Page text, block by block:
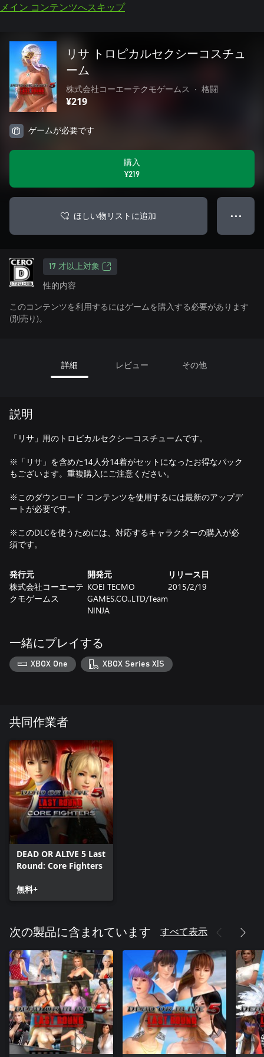
メイン コンテンツへスキップ
リサ トロピカルセクシーコスチュ
ーム
株式会社コーエーテクモゲームス • 格闘
¥219
ゲームが必要です
購入
¥219
ほしい物リストに追加 ● ● ●
17 才以上対象
性的内容
このコンテンツを利用するにはゲームを購入する必要があります
(別売り)。
詳細 レビュー その他
説明
「リサ」用のトロピカルセクシーコスチュームです。
※「リサ」を含めた14人分14着がセットになったお得なパック
もございます。重複購入にご注意ください。
※このダウンロード コンテンツを使用するには最新のアップデ
ートが必要です。
※このDLCを使うためには、対応するキャラクターの購入が必
須です。
発行元
株式会社コーエーテ
クモゲームス
開発元
KOEI TECMO
GAMES.CO.,LTD/Team
NINJA
リリース日
2015/2/19
一緒にプレイする
XBOX One XBOX Series X|S
共同作業者
DEAD OR ALIVE 5 Last
Round: Core Fighters
無料+
次の製品に含まれています すべて表示